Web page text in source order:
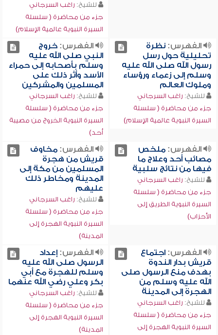
للشيخ: راغب السرجاني
جزء من محاضرة ( سلسلة
السيرة النبوية عالمية الإسلام)
الفهرس:نظرة
تحليلية حول رسل
رسول الله صلى الله عليه
وسلم إلى زعماء ورؤساء
وملوك العالم
للشيخ: راغب السرجاني
جزء من محاضرة ( سلسلة
السيرة النبوية عالمية الإسلام)
الفهرس:خروج
النبي صلى الله عليه
وسلم بأصحابه إلى حمراء
الأسد وأثر ذلك على
المسلمين والمشركين
للشيخ: راغب السرجاني
جزء من محاضرة ( سلسلة
السيرة النبوية الخروج من مصيبة
أحد)
الفهرس:ملخص
مصائب أحد وعلاج ما
فيها من نتائج سلبية
للشيخ: راغب السرجاني
جزء من محاضرة ( سلسلة
السيرة النبوية الطريق إلى
الأحزاب)
الفهرس:مخاوف
قريش من هجرة
المسلمين من مكة إلى
المدينة ومخاطر ذلك
عليهم
للشيخ: راغب السرجاني
جزء من محاضرة ( سلسلة
السيرة النبوية الهجرة إلى
المدينة)
الفهرس:اجتماع
قريش بدار الندوة
بهدف منع الرسول صلى
الله عليه وسلم من
الهجرة إلى المدينة
للشيخ: راغب السرجاني
جزء من محاضرة ( سلسلة
السيرة النبوية الهجرة إلى
الفهرس:إعداد
الرسول صلى الله عليه
وسلم للهجرة مع أبي
بكر وعلي رضي الله عنهما
للشيخ: راغب السرجاني
جزء من محاضرة ( سلسلة
السيرة النبوية الهجرة إلى
المدينة)